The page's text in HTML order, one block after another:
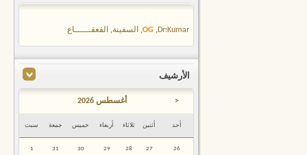
Dr:Kumar
,
OG
, السفينة, القعقــــــاع
الأرشيف
< أغسطس 2026
أحد أثنين ثلاثاء أربعاء خميس جمعة سبت
26
27
28
29
30
31
1